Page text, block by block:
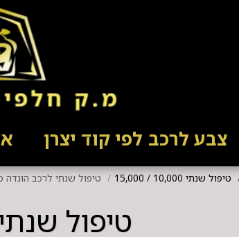
צבע לרכב לפי קוד יצרן
טיפול שנתי 10,000 / 15,000 טיפול שנתי לרכב הונדה
טיפול